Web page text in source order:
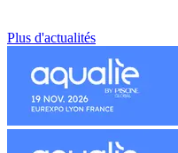
Plus d'actualités